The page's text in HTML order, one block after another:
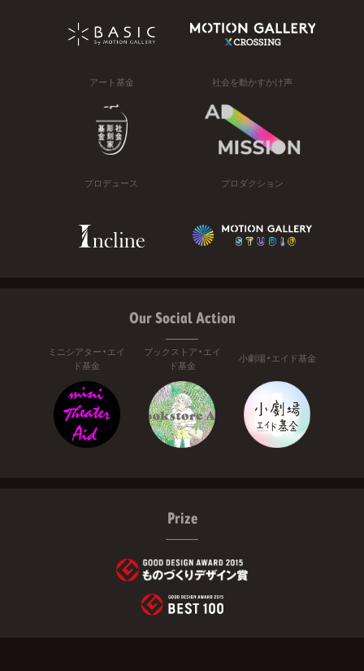
アート基金 社会を動かすかけ声
プロデュース プロダクション
Our Social Action
ミニシアター・エイ
ド基金
ブックストア・エイ
ド基金
小劇場・エイド基金
Prize